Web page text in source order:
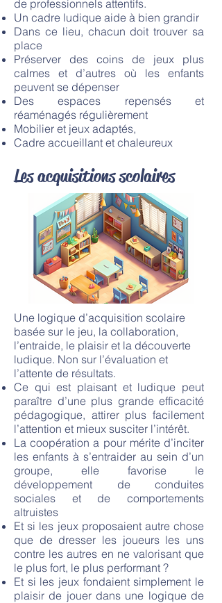
de professionnels attentifs.
Un cadre ludique aide à bien grandir
Dans ce lieu, chacun doit trouver sa
place
Préserver des coins de jeux plus
calmes et d’autres où les enfants
peuvent se dépenser
Des espaces repensés et
réaménagés régulièrement
Mobilier et jeux adaptés,
Cadre accueillant et chaleureux
Les acquisitions scolaires
Une logique d’acquisition scolaire
basée sur le jeu, la collaboration,
l’entraide, le plaisir et la découverte
ludique. Non sur l’évaluation et
l’attente de résultats.
Ce qui est plaisant et ludique peut
paraître d’une plus grande efficacité
pédagogique, attirer plus facilement
l’attention et mieux susciter l’intérêt.
La coopération a pour mérite d’inciter
les enfants à s’entraider au sein d’un
groupe, elle favorise le
développement de conduites
sociales et de comportements
altruistes
Et si les jeux proposaient autre chose
que de dresser les joueurs les uns
contre les autres en ne valorisant que
le plus fort, le plus performant ?
Et si les jeux fondaient simplement le
plaisir de jouer dans une logique de